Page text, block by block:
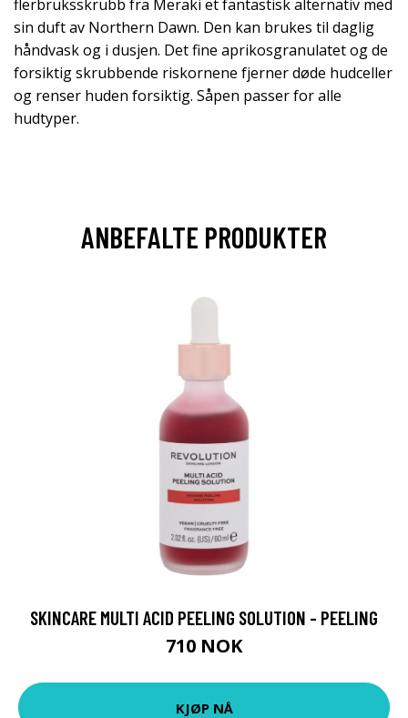
flerbruksskrubb fra Meraki et fantastisk alternativ med
sin duft av Northern Dawn. Den kan brukes til daglig
håndvask og i dusjen. Det fine aprikosgranulatet og de
forsiktig skrubbende riskornene fjerner døde hudceller
og renser huden forsiktig. Såpen passer for alle
hudtyper.
ANBEFALTE PRODUKTER
SKINCARE MULTI ACID PEELING SOLUTION - PEELING
710 NOK
KJØP NÅ